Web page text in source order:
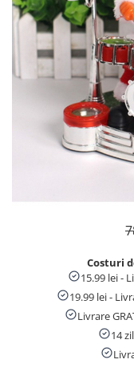
Tablite educative
Costuri
15.99 lei -
19.99 lei -
Livrare
14